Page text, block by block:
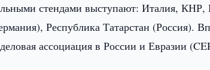
стендами выступают: Италия, КНР,
Республика Татарстан (Россия).
ассоциация в России и Евразии